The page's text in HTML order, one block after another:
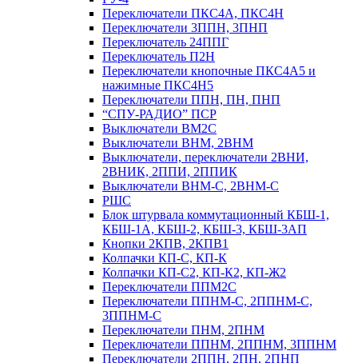
Переключатели ПКС4А, ПКС4Н
Переключатели 3ППН, 3ПНП
Переключатель 24ППГ
Переключатель П2Н
Переключатели кнопочные ПКС4А5 и
нажимные ПКС4Н5
Переключатели ППН, ПН, ПНП
“СПУ-РАДИО” ПСР
Выключатели ВМ2С
Выключатели ВНМ, 2ВНМ
Выключатели, переключатели 2ВНИ,
2ВНИК, 2ППИ, 2ППИК
Выключатели ВНМ-С, 2ВНМ-С
РШС
Блок штурвала коммутационный КБШ-1,
КБШ-1А, КБШ-2, КБШ-3, КБШ-3АП
Кнопки 2КПВ, 2КПВ1
Колпачки КП-С, КП-К
Колпачки КП-С2, КП-К2, КП-Ж2
Переключатели ППМ2С
Переключатели ППНМ-С, 2ППНМ-С,
3ППНМ-С
Переключатели ПНМ, 2ПНМ
Переключатели ППНМ, 2ППНМ, 3ППНМ
Переключатели 2ППН, 2ПН, 2ПНП